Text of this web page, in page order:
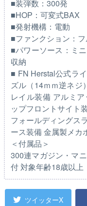
■装弾数：300発
■HOP：可変式BAX
■発射機構：電動
■ファンクション：
■パワーソース：ミ
収納
■ FN Herstal公式ラ
ズル（14ｍｍ逆ネジ
レイル装備 アルミ
ップフロントサイト
フォールディングス
ース装備 金属製メカ
＜付属品＞
300連マガジン・マ
付 対象年齢18歳以上
ツイッターX